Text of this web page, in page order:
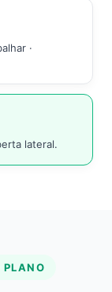
·
lateral.
PLANO